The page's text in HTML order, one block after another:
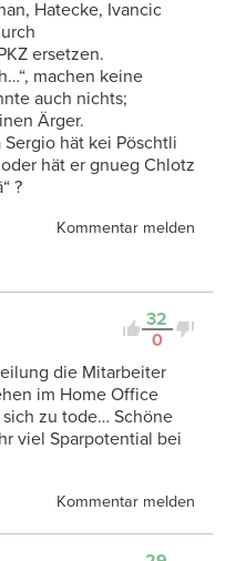
Hatecke, Ivancic
ersetzen.
machen keine
auch nichts;
Ärger.
hät kei Pöschtli
hät er gnueg Chlotz
?
Kommentar melden
32
0
die Mitarbeiter
im Home Office
zu tode… Schöne
viel Sparpotential bei
Kommentar melden